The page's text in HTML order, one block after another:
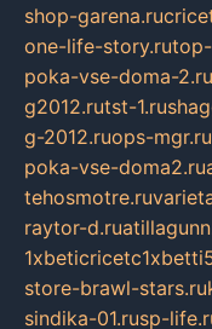
shop-garena.ru
one-life-story.ru
poka-vse-doma-2.ru
g2012.rutst-1.ru
g-2012.ruops-mgr.ru
poka-vse-doma2.ru
tehosmotre.ru
raytor-d.ru
store-brawl-stars.ru
sindika-01.rusp-